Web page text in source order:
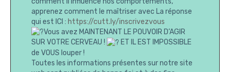
apprenez comment le maîtriser avec La réponse
qui est ICI : https://cutt.ly/inscrivezvous
Vous avez MAINTENANT LE POUVOIR D’AGIR
SUR VOTRE CERVEAU !
ET IL EST IMPOSSIBLE
de VOUS louper !
Toutes les informations présentes sur notre site